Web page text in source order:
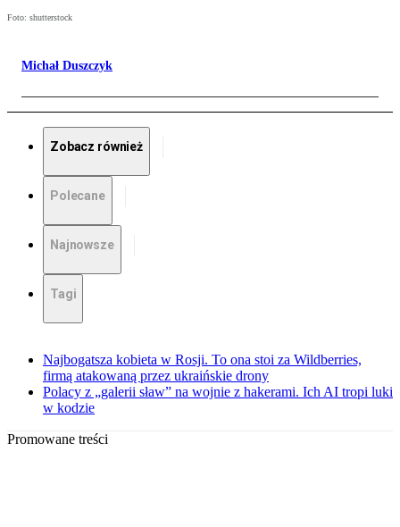
Foto: shutterstock
Michał Duszczyk
Zobacz również
Polecane
Najnowsze
Tagi
Najbogatsza kobieta w Rosji. To ona stoi za Wildberries,
firmą atakowaną przez ukraińskie drony
Polacy z „galerii sław” na wojnie z hakerami. Ich AI tropi luki
w kodzie
Promowane treści